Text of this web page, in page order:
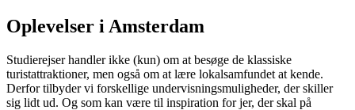
Oplevelser i Amsterdam
Studierejser handler ikke (kun) om at besøge de klassiske
turistattraktioner, men også om at lære lokalsamfundet at kende.
Derfor tilbyder vi forskellige undervisningsmuligheder, der skiller
sig lidt ud. Og som kan være til inspiration for jer, der skal på